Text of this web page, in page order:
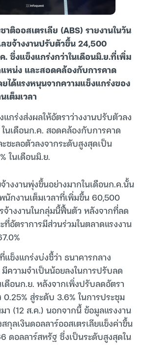
ติออสเตรเลีย (ABS) รายงานในวัน
ขจ้างงานปรับตัวขึ้น 24,500
. ซึ่งแข็งแกร่งกว่าในเดือนมิ.ย.ที่เพิ่ม
หน่ง และสอดคล้องกับการคาด
ได้แรงหนุนจากความแข็งแกร่งของ
เต็มเวลา
แกร่งส่งผลให้อัตราว่างงานปรับตัวลง
นเดือนก.ค. สอดคล้องกับการคาด
ชะลอตัวลงจากระดับสูงสุดเป็น
ในเดือนมิ.ย.
างงานพุ่งขึ้นอย่างมากในเดือนก.ค.นั้น
นักงานเต็มเวลาที่เพิ่มขึ้น 60,500
จ้างงานในกลุ่มนี้ฟื้นตัว หลังจากที่ลด
อัตราการมีส่วนร่วมในตลาดแรงงาน
ข็งแกร่งบ่งชี้ว่า ธนาคารกลาง
มีความจำเป็นน้อยลงในการปรับลด
ดือนก.ย. หลังจากเพิ่งปรับลดอัตรา
สู่ระดับ 3.6% ในการประชุม
า (12 ส.ค.) นอกจากนี้ ข้อมูลแรงงาน
กุลเงินดอลลาร์ออสเตรเลียแข็งค่าขึ้น
ดอลลาร์สหรัฐ ซึ่งเป็นระดับสูงสุดใน